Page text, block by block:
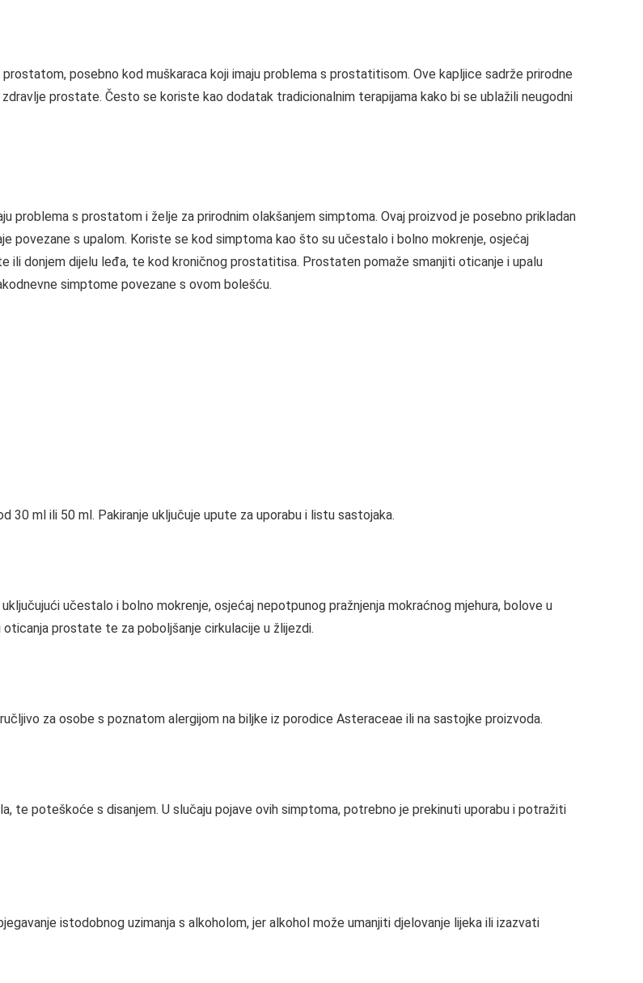
posebno kod muškaraca koji imaju problema s prostatitisom. Ove kapljice sadrže prirodne
prostate. Često se koriste kao dodatak tradicionalnim terapijama kako bi se ublažili neugodni
problema s prostatom i želje za prirodnim olakšanjem simptoma. Ovaj proizvod je posebno prikladan
povezane s upalom. Koriste se kod simptoma kao što su učestalo i bolno mokrenje, osjećaj
ili donjem dijelu leđa, te kod kroničnog prostatitisa. Prostaten pomaže smanjiti oticanje i upalu
simptome povezane s ovom bolešću.
ml ili 50 ml. Pakiranje uključuje upute za uporabu i listu sastojaka.
učestalo i bolno mokrenje, osjećaj nepotpunog pražnjenja mokraćnog mjehura, bolove u
prostate te za poboljšanje cirkulacije u žlijezdi.
za osobe s poznatom alergijom na biljke iz porodice Asteraceae ili na sastojke proizvoda.
te poteškoće s disanjem. U slučaju pojave ovih simptoma, potrebno je prekinuti uporabu i potražiti
istodobnog uzimanja s alkoholom, jer alkohol može umanjiti djelovanje lijeka ili izazvati